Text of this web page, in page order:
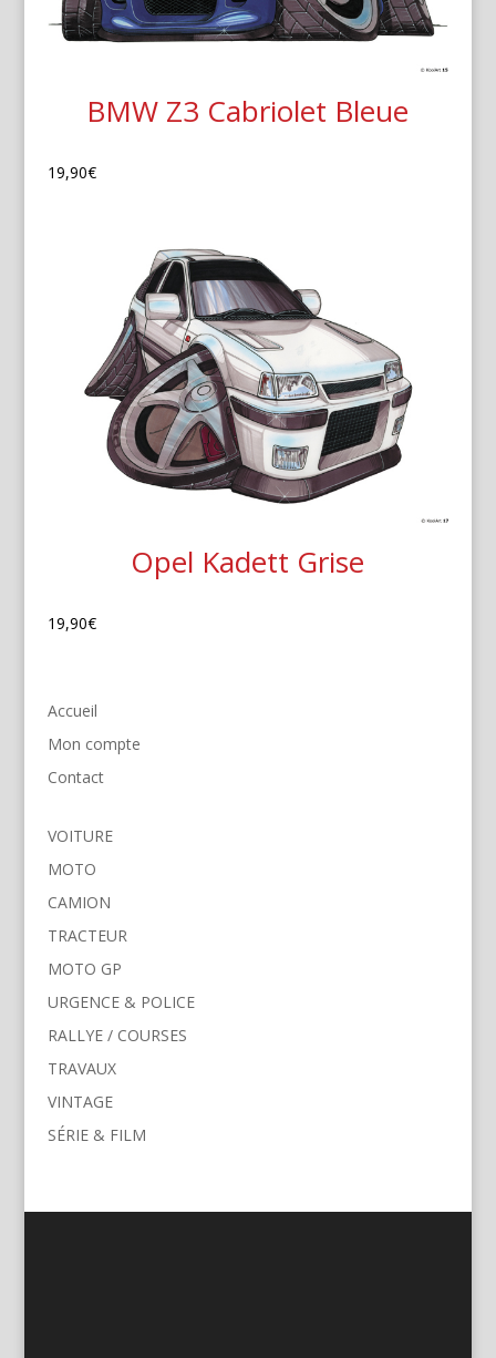
BMW Z3 Cabriolet Bleue
19,90€
Opel Kadett Grise
19,90€
Accueil
Mon compte
Contact
VOITURE
MOTO
CAMION
TRACTEUR
MOTO GP
URGENCE & POLICE
RALLYE / COURSES
TRAVAUX
VINTAGE
SÉRIE & FILM